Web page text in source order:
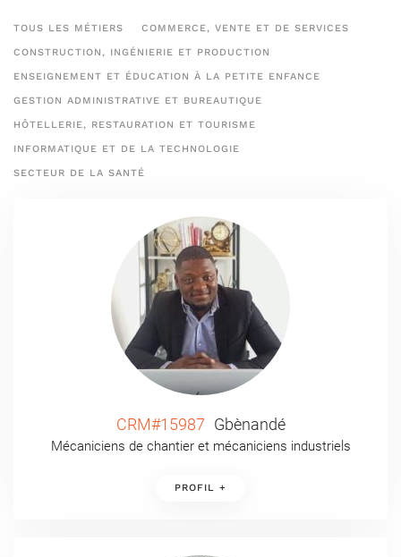
TOUS LES MÉTIERS COMMERCE, VENTE ET DE SERVICES
CONSTRUCTION, INGÉNIERIE ET PRODUCTION
ENSEIGNEMENT ET ÉDUCATION À LA PETITE ENFANCE
GESTION ADMINISTRATIVE ET BUREAUTIQUE
HÔTELLERIE, RESTAURATION ET TOURISME
INFORMATIQUE ET DE LA TECHNOLOGIE
SECTEUR DE LA SANTÉ
CRM#15987 Gbènandé
Mécaniciens de chantier et mécaniciens industriels
PROFIL +